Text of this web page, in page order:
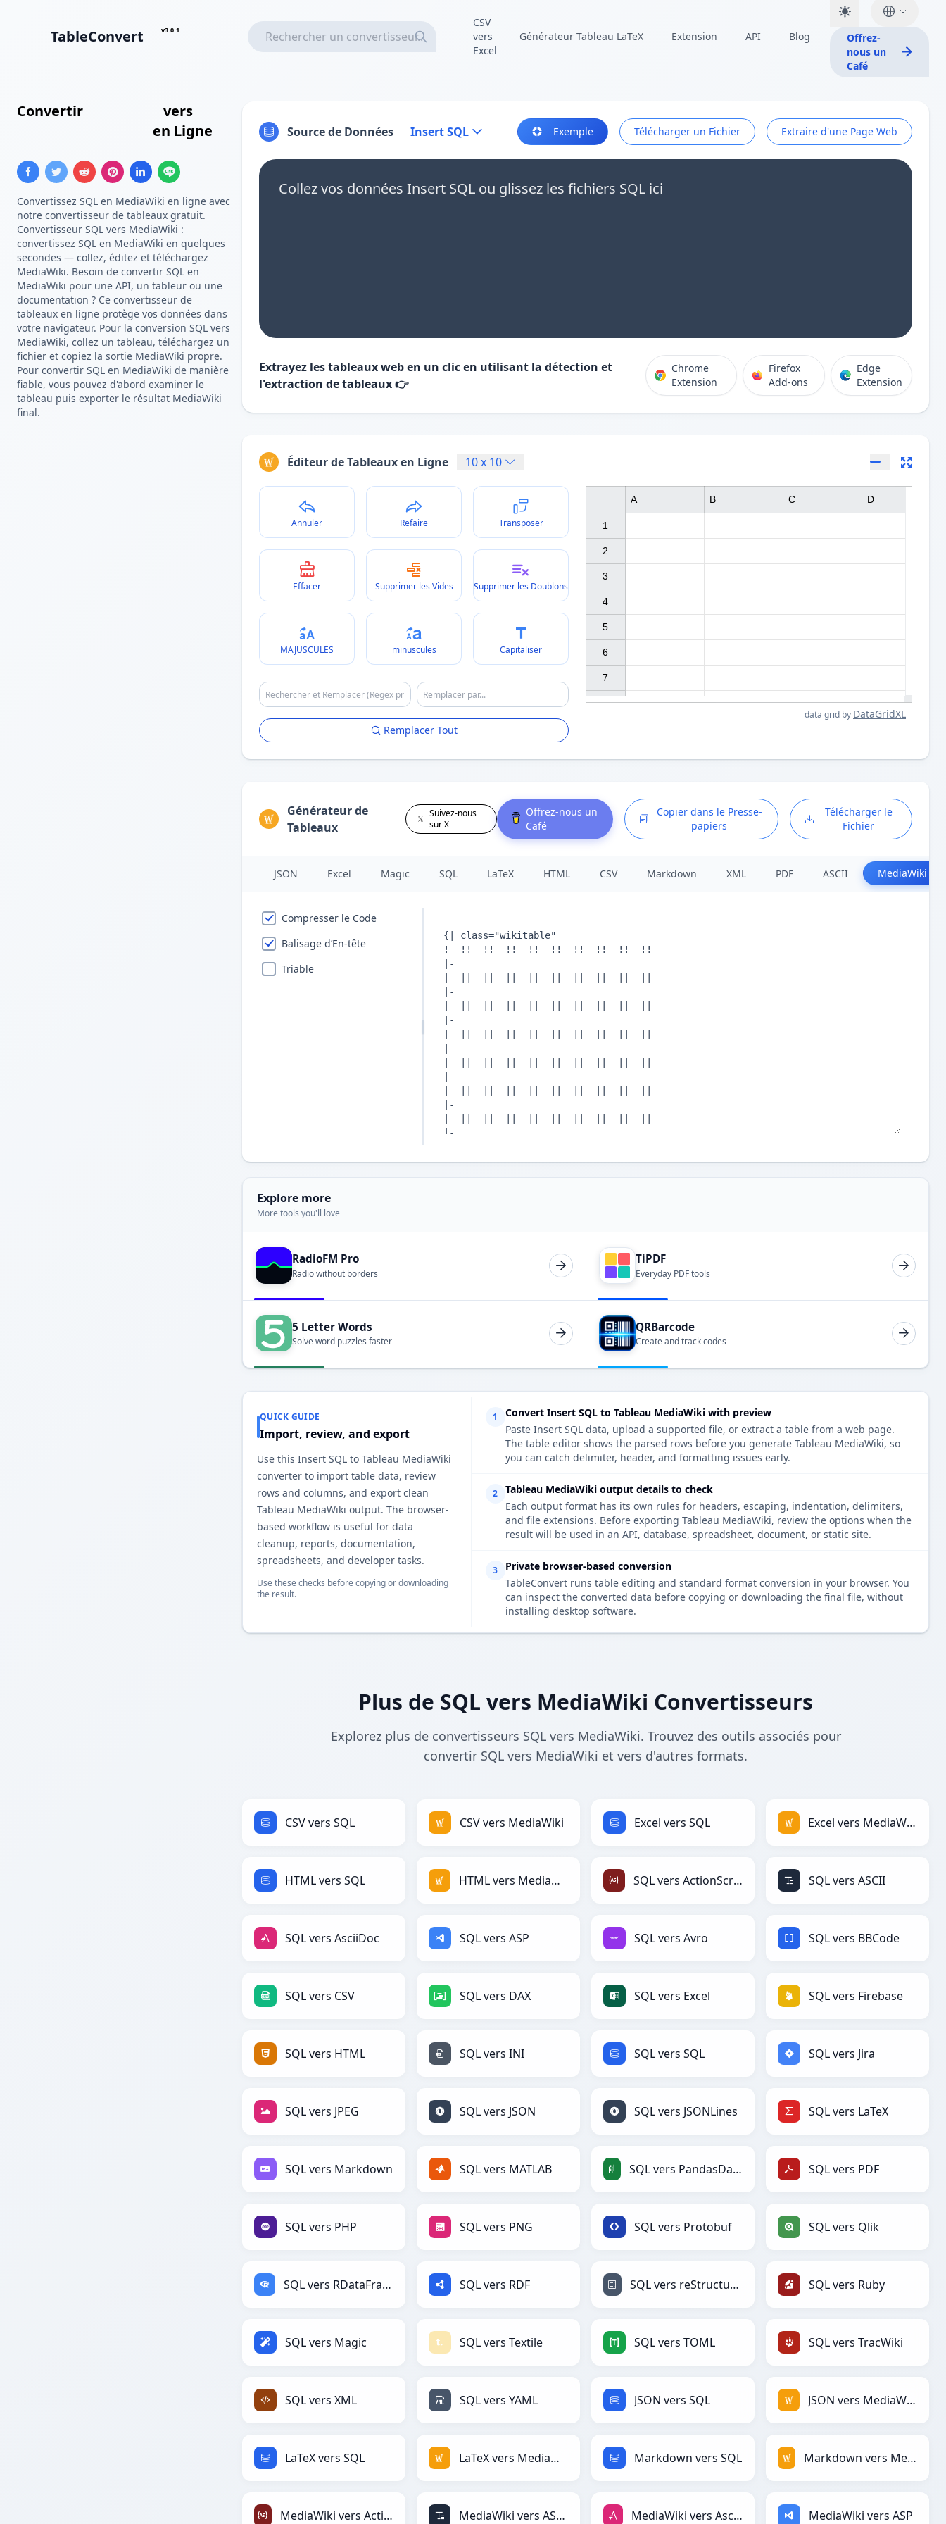
TableConvert v3.0.1
CSV
vers
Excel
Générateur Tableau LaTeX Extension API Blog
Offrez-
nous un
Café
Convertir
vers
en Ligne
Convertissez SQL en MediaWiki en ligne avec
notre convertisseur de tableaux gratuit.
Convertisseur SQL vers MediaWiki :
convertissez SQL en MediaWiki en quelques
secondes — collez, éditez et téléchargez
MediaWiki. Besoin de convertir SQL en
MediaWiki pour une API, un tableur ou une
documentation ? Ce convertisseur de
tableaux en ligne protège vos données dans
votre navigateur. Pour la conversion SQL vers
MediaWiki, collez un tableau, téléchargez un
fichier et copiez la sortie MediaWiki propre.
Pour convertir SQL en MediaWiki de manière
fiable, vous pouvez d'abord examiner le
tableau puis exporter le résultat MediaWiki
final.
Source de Données Insert SQL Exemple Télécharger un Fichier Extraire d'une Page Web
Collez vos données Insert SQL ou glissez les fichiers SQL ici
Extrayez les tableaux web en un clic en utilisant la détection et
l'extraction de tableaux 👉
Chrome
Extension
Firefox
Add-ons
Edge
Extension
Éditeur de Tableaux en Ligne 10x 10
Annuler Refaire Transposer
Effacer Supprimer les Vides Supprimer les Doublons
MAJUSCULES minuscules Capitaliser
Remplacer Tout
data grid by DataGridXL
1
2
3
4
5
6
7
A B C D
Générateur de
Tableaux
Suivez-nous
sur X
Offrez-nous un
Café
Copier dans le Presse-
papiers
Télécharger le
Fichier
JSON Excel Magic SQL LaTeX HTML CSV Markdown XML PDF ASCII MediaWiki
Compresser le Code
Balisage d’En-tête
Triable
Explore more
More tools you'll love
RadioFM Pro
Radio without borders
TiPDF
Everyday PDF tools
5 Letter Words
Solve word puzzles faster
QRBarcode
Create and track codes
QUICK GUIDE
Import, review, and export
Use this Insert SQL to Tableau MediaWiki
converter to import table data, review
rows and columns, and export clean
Tableau MediaWiki output. The browser-
based workflow is useful for data
cleanup, reports, documentation,
spreadsheets, and developer tasks.
Use these checks before copying or downloading
the result.
1
Convert Insert SQL to Tableau MediaWiki with preview
Paste Insert SQL data, upload a supported file, or extract a table from a web page.
The table editor shows the parsed rows before you generate Tableau MediaWiki, so
you can catch delimiter, header, and formatting issues early.
2
Tableau MediaWiki output details to check
Each output format has its own rules for headers, escaping, indentation, delimiters,
and file extensions. Before exporting Tableau MediaWiki, review the options when the
result will be used in an API, database, spreadsheet, document, or static site.
3
Private browser-based conversion
TableConvert runs table editing and standard format conversion in your browser. You
can inspect the converted data before copying or downloading the final file, without
installing desktop software.
Plus de SQL vers MediaWiki Convertisseurs
Explorez plus de convertisseurs SQL vers MediaWiki. Trouvez des outils associés pour
convertir SQL vers MediaWiki et vers d'autres formats.
CSV vers SQL CSV vers MediaWiki Excel vers SQL Excel vers MediaWiki
HTML vers SQL HTML vers MediaWiki SQL vers ActionScript SQL vers ASCII
SQL vers AsciiDoc SQL vers ASP SQL vers Avro SQL vers BBCode
SQL vers CSV SQL vers DAX SQL vers Excel SQL vers Firebase
SQL vers HTML SQL vers INI SQL vers SQL SQL vers Jira
SQL vers JPEG SQL vers JSON SQL vers JSONLines SQL vers LaTeX
SQL vers Markdown SQL vers MATLAB SQL vers PandasDataFrame SQL vers PDF
SQL vers PHP SQL vers PNG SQL vers Protobuf SQL vers Qlik
SQL vers RDataFrame SQL vers RDF SQL vers reStructuredText SQL vers Ruby
SQL vers Magic SQL vers Textile SQL vers TOML SQL vers TracWiki
SQL vers XML SQL vers YAML JSON vers SQL JSON vers MediaWiki
LaTeX vers SQL LaTeX vers MediaWiki Markdown vers SQL Markdown vers MediaWiki
MediaWiki vers ActionScript MediaWiki vers ASCII MediaWiki vers AsciiDoc MediaWiki vers ASP